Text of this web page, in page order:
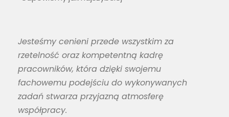
Jesteśmy cenieni przede wszystkim za
rzetelność oraz kompetentną kadrę
pracowników, która dzięki swojemu
fachowemu podejściu do wykonywanych
zadań stwarza przyjazną atmosferę
współpracy.